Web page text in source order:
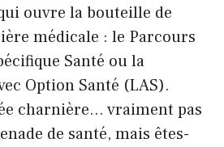
ouvre la bouteille de
médicale : le Parcours
Santé ou la
Option Santé (LAS).
charnière… vraiment pas
de santé, mais êtes-